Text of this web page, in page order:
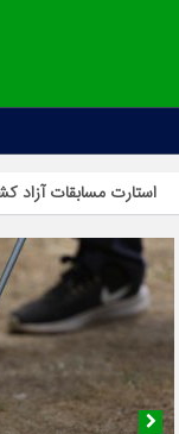
آزاد کشوری مینی‌گلف